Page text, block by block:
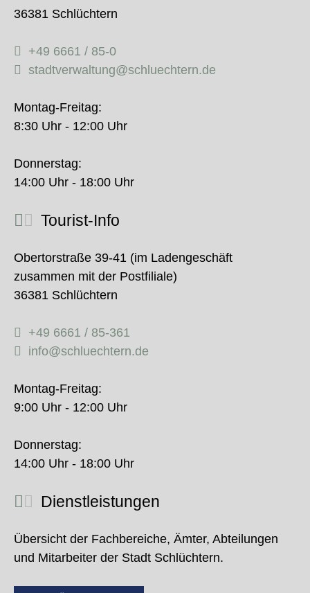
36381 Schlüchtern
+49 6661 / 85-0
stadtverwaltung@schluechtern.de
Montag-Freitag:
8:30 Uhr - 12:00 Uhr
Donnerstag:
14:00 Uhr - 18:00 Uhr
Tourist-Info
Obertorstraße 39-41 (im Ladengeschäft
zusammen mit der Postfiliale)
36381 Schlüchtern
+49 6661 / 85-361
info@schluechtern.de
Montag-Freitag:
9:00 Uhr - 12:00 Uhr
Donnerstag:
14:00 Uhr - 18:00 Uhr
Dienstleistungen
Übersicht der Fachbereiche, Ämter, Abteilungen
und Mitarbeiter der Stadt Schlüchtern.